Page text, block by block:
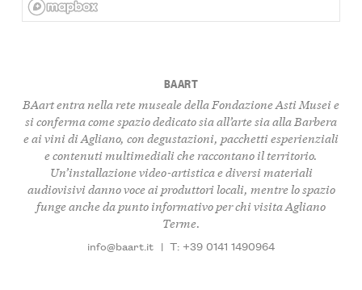
BAART
BAart entra nella rete museale della Fondazione Asti Musei e
si conferma come spazio dedicato sia all’arte sia allaBarbera
e ai vini di Agliano, con degustazioni, pacchetti esperienziali
e contenuti multimediali che raccontano il territorio.
Un’installazione video-artistica e diversi materiali
audiovisivi danno voce ai produttori locali, mentre lo spazio
funge anche da punto informativo per chi visita Agliano
Terme.
info@baart.it | T: +39 0141 1490964